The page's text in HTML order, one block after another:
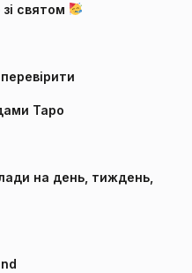
святом
Таро
на день, тиждень,